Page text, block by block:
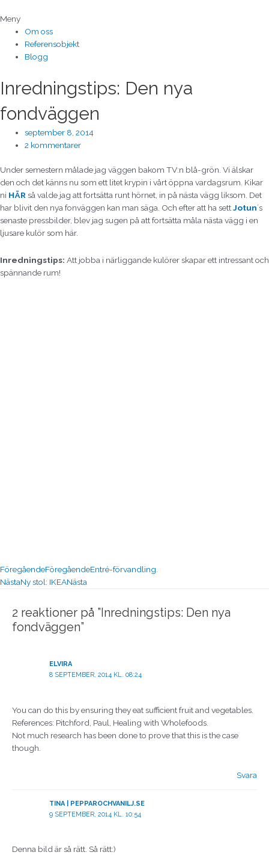
till
innehåll
Meny
Om oss
Referensobjekt
Blogg
Inredningstips: Den nya
fondväggen
september 8, 2014
2 kommentarer
Under semestern målade jag väggen bakom TV:n blå-grön. Vi älskar
den och det känns nu som ett litet krypin i vårt öppna vardagsrum. Kikar
ni HÄR så valde jag att fortsätta runt hörnet, in på nästa vägg liksom. Det
har blivit den nya fonväggen kan man säga. Och efter att ha settJotun´s
senaste pressbilder, blev jag sugen på att fortsätta måla nästa vägg i en
ljusare kulör som här.
Inredningstips: Att jobba i närliggande kulörer skapar ett intressant och
spännande rum!
FöregåendeFöregåendeEntré-förvandling.
NästaNy stol: IKEANästa
2 reaktioner på ”Inredningstips: Den nya
fondväggen”
ELVIRA
8 SEPTEMBER, 2014 KL. 08:24
You can do this by ensuring they eat sufficient fruit and vegetables.
References: Pitchford, Paul, Healing with Wholefoods.
Not much research has been done to prove that this is the case
though.
Svara
TINA | PEPPAROCHVANILJ.SE
9 SEPTEMBER, 2014 KL. 10:54
Denna bild är så rätt. Så rätt:)